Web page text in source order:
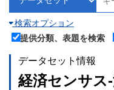
検索オプション
提供分類、表題を検索
データセット情報
経済センサス